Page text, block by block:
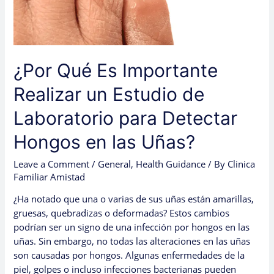
¿Por Qué Es Importante
Realizar un Estudio de
Laboratorio para Detectar
Hongos en las Uñas?
Leave a Comment / General, Health Guidance / By Clinica
Familiar Amistad
¿Ha notado que una o varias de sus uñas están amarillas,
gruesas, quebradizas o deformadas? Estos cambios
podrían ser un signo de una infección por hongos en las
uñas. Sin embargo, no todas las alteraciones en las uñas
son causadas por hongos. Algunas enfermedades de la
piel, golpes o incluso infecciones bacterianas pueden
de
Laboratorio
para
Hongos
en
las
Uñas?